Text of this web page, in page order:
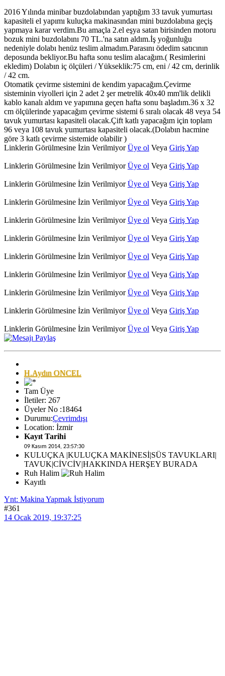
2016 Yılında minibar buzdolabından yaptığım 33 tavuk yumurtası
kapasiteli el yapımı kuluçka makinasından mini buzdolabına geçiş
yapmaya karar verdim.Bu amaçla 2.el eşya satan birisinden motoru
bozuk mini buzdolabını 70 TL.'na satın aldım.İş yoğunluğu
nedeniyle dolabı henüz teslim almadım.Parasını ödedim satıcının
deposunda bekliyor.Bu hafta sonu teslim alacağım.( Resimlerini
ekledim) Dolabın iç ölçüleri / Yükseklik:75 cm, eni / 42 cm, derinlik
/ 42 cm.
Otomatik çevirme sistemini de kendim yapacağım.Çevirme
sisteminin viyolleri için 2 adet 2 şer metrelik 40x40 mm'lik delikli
kablo kanalı aldım ve yapımına geçen hafta sonu başladım.36 x 32
cm ölçülerinde yapacağım çevirme sistemi 6 sıralı olacak 48 veya 54
tavuk yumurtası kapasiteli olacak.Çift katlı yapacağım için toplam
96 veya 108 tavuk yumurtası kapasiteli olacak.(Dolabın hacmine
göre 3 katlı çevirme sistemide olabilir )
Linklerin Görülmesine İzin VerilmiyorÜye ol Veya Giriş Yap
Linklerin Görülmesine İzin VerilmiyorÜye ol Veya Giriş Yap
Linklerin Görülmesine İzin VerilmiyorÜye ol Veya Giriş Yap
Linklerin Görülmesine İzin VerilmiyorÜye ol Veya Giriş Yap
Linklerin Görülmesine İzin VerilmiyorÜye ol Veya Giriş Yap
Linklerin Görülmesine İzin VerilmiyorÜye ol Veya Giriş Yap
Linklerin Görülmesine İzin VerilmiyorÜye ol Veya Giriş Yap
Linklerin Görülmesine İzin VerilmiyorÜye ol Veya Giriş Yap
Linklerin Görülmesine İzin VerilmiyorÜye ol Veya Giriş Yap
Linklerin Görülmesine İzin VerilmiyorÜye ol Veya Giriş Yap
Linklerin Görülmesine İzin VerilmiyorÜye ol Veya Giriş Yap
H.Aydın ONCEL
Tam Üye
İletiler: 267
Üyeler No :18464
Durumu:Çevrimdışı
Location: İzmir
Kayıt Tarihi
09 Kasım 2014, 23:57:30
KULUÇKA |KULUÇKA MAKİNESİ|SÜS TAVUKLARI|
TAVUK|CİVCİV|HAKKINDA HERŞEY BURADA
Ruh Halim
Kayıtlı
Ynt: Makina Yapmak İstiyorum
#361
14 Ocak 2019, 19:37:25